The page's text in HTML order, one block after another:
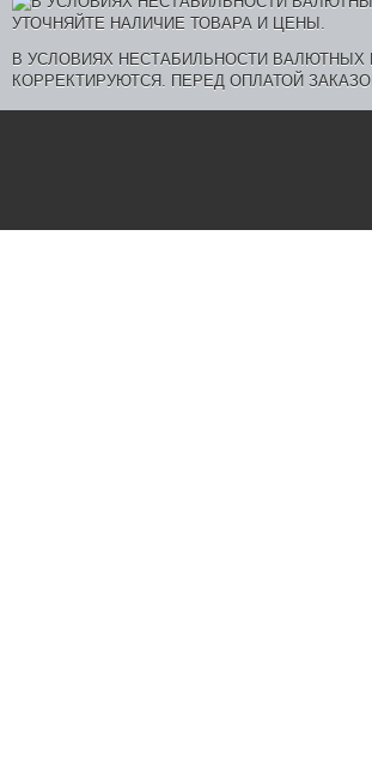
В УСЛОВИЯХ НЕСТАБИЛЬНОСТИ
КОРРЕКТИРУЮТСЯ. ПЕРЕД ОПЛАТОЙ